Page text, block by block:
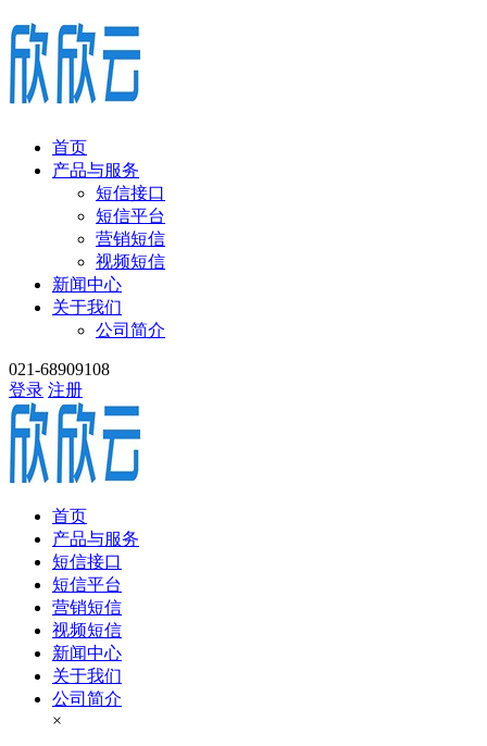
首页
产品与服务
短信接口
短信平台
营销短信
视频短信
新闻中心
关于我们
公司简介
021-68909108
登录 注册
首页
产品与服务
短信接口
短信平台
营销短信
视频短信
新闻中心
关于我们
公司简介
×